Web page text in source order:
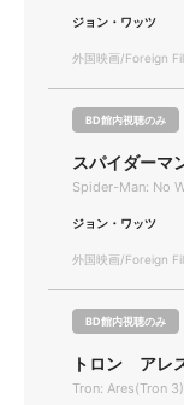
ジョン・ワッツ
外国映画/Foreign
BD館内視聴のみ
スパイダー
Spider-Man: No
ジョン・ワッツ
外国映画/Foreign
BD館内視聴のみ
トロン アレ
Tron: Ares(Tron